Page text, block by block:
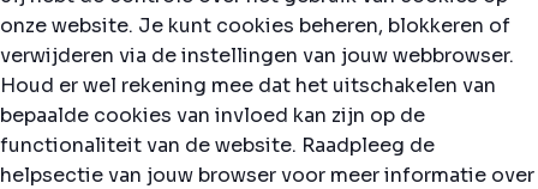
onze website. Je kunt cookies beheren, blokkeren of
verwijderen via de instellingen van jouw webbrowser.
Houd er wel rekening mee dat het uitschakelen van
bepaalde cookies van invloed kan zijn op de
functionaliteit van de website. Raadpleeg de
helpsectie van jouw browser voor meer informatie over